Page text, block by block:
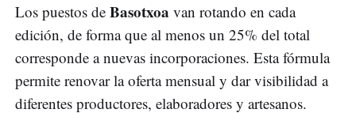
Los puestos de Basotxoa van rotando en cada
edición, de forma que al menos un 25% del total
corresponde a nuevas incorporaciones. Esta fórmula
permite renovar la oferta mensual y dar visibilidad a
diferentes productores, elaboradores y artesanos.